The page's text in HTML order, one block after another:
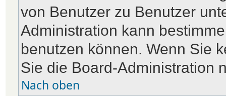
von Benutzer zu Benutzer
Administration kann
benutzen können. Wenn Sie
Sie die Board-Administration
Nach oben